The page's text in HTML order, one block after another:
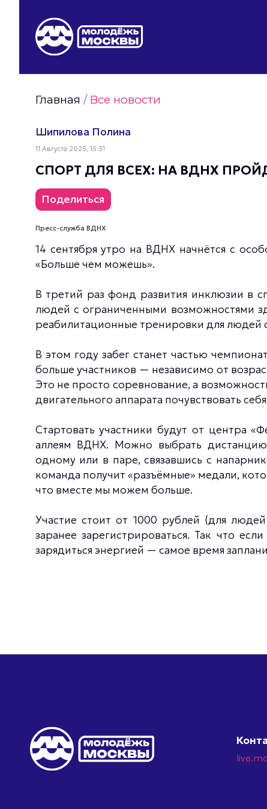
Видео Молодёжи Москвы
Молодёжь Москвы зелёная
Фото Молодёжи Москвы
Статьи Молодёжи Москвы
Молодёжь Москвы культурная
Главная /Все новости
Шипилова Полина
11 Августа 2025, 15:31
СПОРТ ДЛЯ ВСЕХ: НА ВДНХ
Поделиться
Пресс-служба ВДНХ
14 сентября утро на ВДНХ начнётся с
«Больше чем можешь».
В третий раз фонд развития инклюзии в
людей с ограниченными возможностями
реабилитационные тренировки для людей
В этом году забег станет частью
больше участников — независимо от
Это не просто соревнование, а
двигательного аппарата почувствовать
Стартовать участники будут от центра
аллеям ВДНХ. Можно выбрать
одному или в паре, связавшись с
команда получит «разъёмные» медали,
что вместе мы можем больше.
Участие стоит от 1000 рублей (для
заранее зарегистрироваться. Так что
зарядиться энергией — самое время